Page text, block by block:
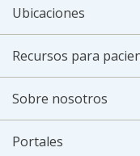
Ubicaciones
Recursos para
Sobre nosotros
Portales